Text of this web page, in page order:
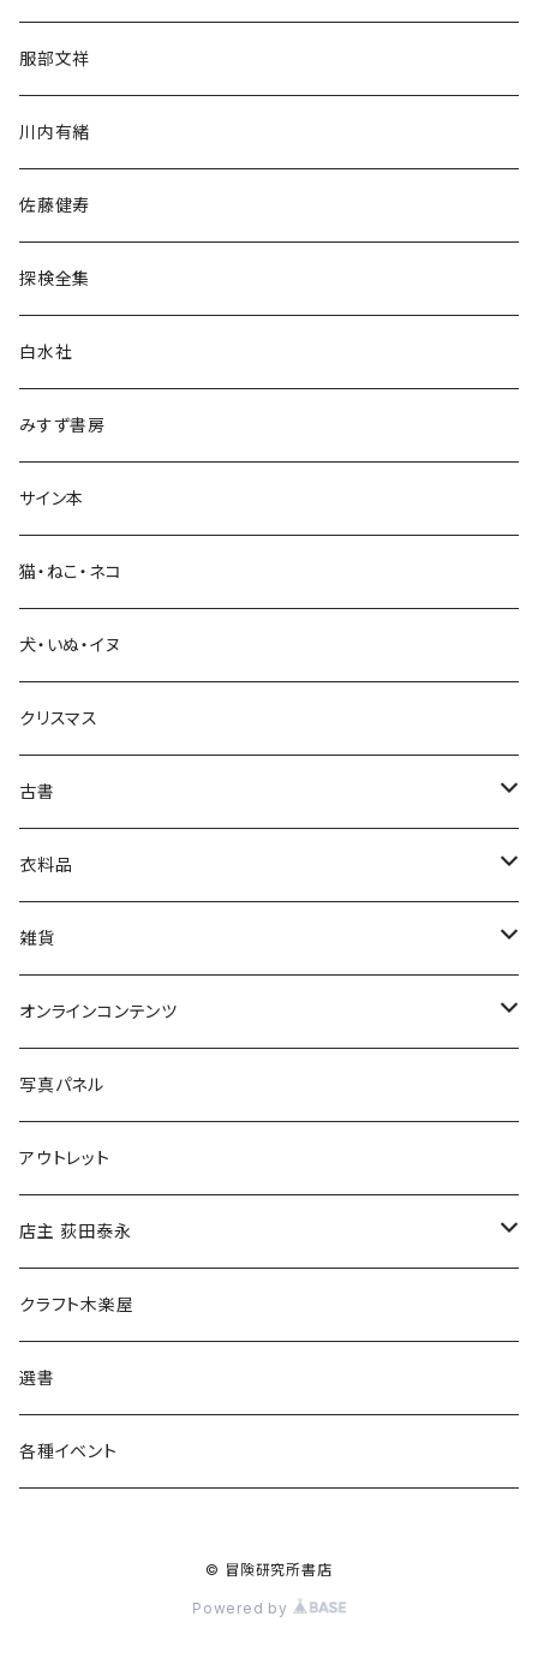
民族・風習
言語・ことば
生活・暮らし
芸術・絵画・写真
絵本・児童書
娯楽・エンターテインメント
服部文祥
川内有緒
佐藤健寿
探検全集
白水社
みすず書房
サイン本
猫・ねこ・ネコ
犬・いぬ・イヌ
クリスマス
古書
古書セット
美術
衣料品
POLEWARDS
Tシャツ
雑貨
バッグ
ブックカバー
マグカップ
傘
食料品
その他
オンラインコンテンツ
冒険クロストーク
写真パネル
アウトレット
店主 荻田泰永
書籍
ウェア
クラフト木楽屋
選書
各種イベント
© 冒険研究所書店
Powered by